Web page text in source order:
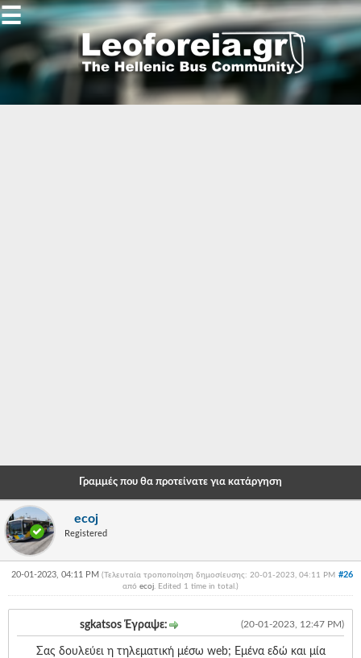
Gallery
-
-
-
-
-
☰
Γραμμές που θα προτείνατε για κατάργηση
ecoj
Registered
#26
20-01-2023, 04:11 PM (Τελευταία τροποποίηση δημοσίευσης: 20-01-2023, 04:11 PM
από ecoj. Edited 1 time in total.)
(20-01-2023, 12:47 PM)
sgkatsos Έγραψε:
Σας δουλεύει η τηλεματική μέσω web; Εμένα εδώ και μία